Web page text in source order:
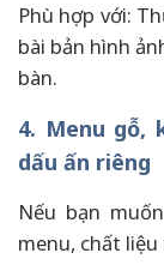
Phù hợp với:
bài bản hình
bàn.
4. Menu gỗ,
dấu ấn riêng
Nếu bạn
menu, chất